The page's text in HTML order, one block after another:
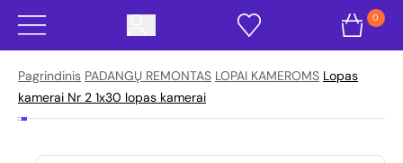
0
Pagrindinis PADANGŲ REMONTAS LOPAI KAMEROMS Lopas
kamerai Nr 2 1x30 lopas kamerai